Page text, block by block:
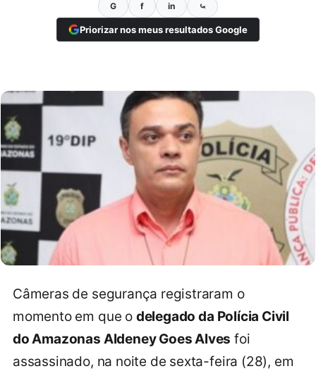
G f in ⤿
Priorizar nos meus resultados Google
Câmeras de segurança registraram o
momento em que o delegado da Polícia Civil
do Amazonas Aldeney Goes Alves foi
assassinado, na noite de sexta-feira (28), em